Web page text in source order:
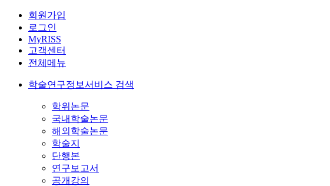
회원가입
로그인
MyRISS
고객센터
전체메뉴
학술연구정보서비스 검색
학위논문
국내학술논문
해외학술논문
학술지
단행본
연구보고서
공개강의